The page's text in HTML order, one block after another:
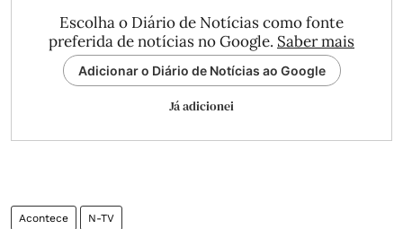
Escolha o Diário de Notícias como fonte
preferida de notícias no Google. Saber mais
Adicionar o Diário de Notícias ao Google
Já adicionei
Acontece N-TV